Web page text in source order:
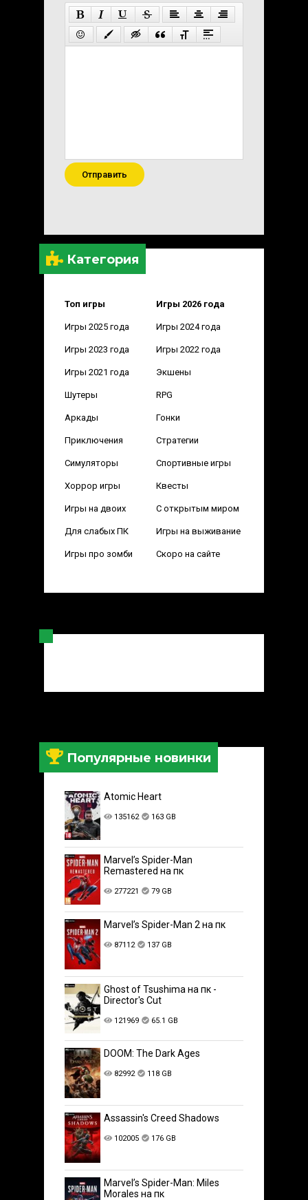
Категория
Топ игры Игры 2026 года
Игры 2025 года Игры 2024 года
Игры 2023 года Игры 2022 года
Игры 2021 года Экшены
Шутеры RPG
Аркады Гонки
Приключения Стратегии
Симуляторы Спортивные игры
Хоррор игры Квесты
Игры на двоих С открытым миром
Для слабых ПК Игры на выживание
Игры про зомби Скоро на сайте
Популярные новинки
Atomic Heart
135162 163 GB
Marvel’s Spider-Man
Remastered на пк
277221 79 GB
Marvel’s Spider-Man 2 на пк
87112 137 GB
Ghost of Tsushima на пк -
Director's Cut
121969 65.1 GB
DOOM: The Dark Ages
82992 118 GB
Assassin's Creed Shadows
102005 176 GB
Marvel’s Spider-Man: Miles
Morales на пк
Отправить